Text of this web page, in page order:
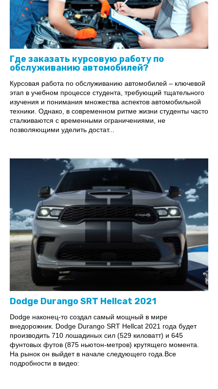
Где заказать курсовую работу по
обслуживанию автомобилей?
Курсовая работа по обслуживанию автомобилей – ключевой
этап в учебном процессе студента, требующий тщательного
изучения и понимания множества аспектов автомобильной
техники. Однако, в современном ритме жизни студенты часто
сталкиваются с временными ограничениями, не
позволяющими уделить достат...
Dodge Durango SRT Hellcat 2021
Dodge наконец-то создал самый мощный в мире
внедорожник. Dodge Durango SRT Hellcat 2021 года будет
производить 710 лошадиных сил (529 киловатт) и 645
фунтовых футов (875 ньютон-метров) крутящего момента.
На рынок он выйдет в начале следующего года.Все
подробности в видео: